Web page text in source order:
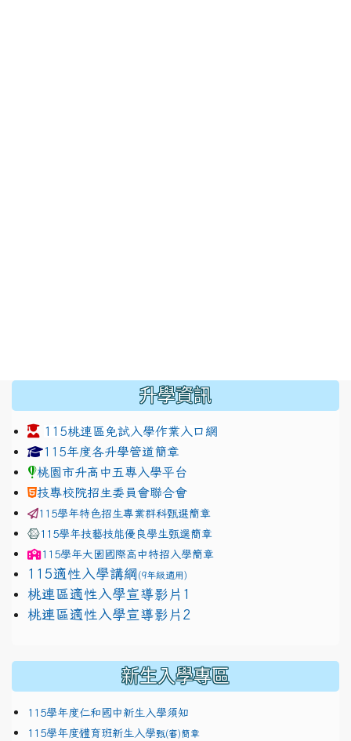
升學資訊
115桃連區免試入學作業入口網
link to https://www.jhjhs.tyc.edu.tw/modules/
115年度各升學管道簡章
桃園市升高中五專入學平台
技專校院招生委員會聯合會
115學年特色招生專業群科甄選簡章
115學年技藝技能優良學生甄選簡章
115學年大園國際高中特招入學簡章
115適性入學講綱 (9年級適用)
link to https://docs.google.com/presentation/d/
桃連區適性入學宣導影片1
link to https://docs.google.com/presentation/d/
桃連區適性入學宣導影片2
新生入學專區
115學年度仁和國中新生入學須知
115學年度體育班新生入學甄(審)簡章